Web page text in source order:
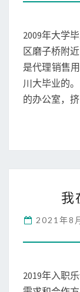
2009年大学
区磨子桥附
是代理销售
川大毕业的
的办公室，挤
我
2021年8
2019年入职